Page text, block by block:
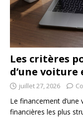
Les critères
d’une voiture
juillet 27, 2026
Le financement d’une
financières les plus